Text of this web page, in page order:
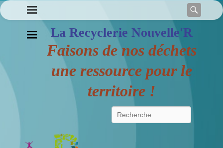
La Recyclerie Nouvelle'R
Faisons de nos déchets
une ressource pour le
territoire !